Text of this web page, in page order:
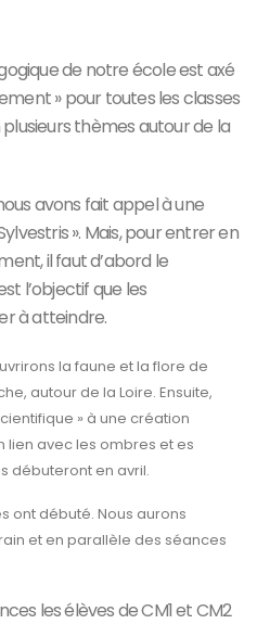
de notre école est axé
» pour toutes les classes
plusieurs thèmes autour de la
avons fait appel à une
». Mais, pour entrer en
il faut d’abord le
l’objectif que les
à atteindre.
la faune et la flore de
autour de la Loire. Ensuite,
» à une création
lien avec les ombres et es
débuteront en avril.
ont débuté. Nous aurons
et en parallèle des séances
les élèves de CM1 et CM2